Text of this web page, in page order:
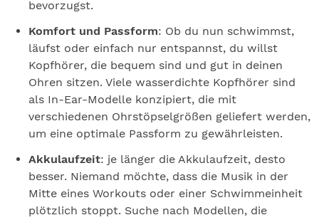
bevorzugst.
Komfort und Passform: Ob du nun schwimmst,
läufst oder einfach nur entspannst, du willst
Kopfhörer, die bequem sind und gut in deinen
Ohren sitzen. Viele wasserdichte Kopfhörer sind
als In-Ear-Modelle konzipiert, die mit
verschiedenen Ohrstöpselgrößen geliefert werden,
um eine optimale Passform zu gewährleisten.
Akkulaufzeit: je länger die Akkulaufzeit, desto
besser. Niemand möchte, dass die Musik in der
Mitte eines Workouts oder einer Schwimmeinheit
plötzlich stoppt. Suche nach Modellen, die